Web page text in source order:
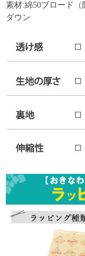
素材:綿50ブロード
ダウン